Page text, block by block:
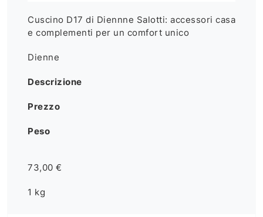
Cuscino D17 di Diennne Salotti: accessori casa
e complementi per un comfort unico
Dienne
Descrizione
Prezzo
Peso
73,00 €
1 kg